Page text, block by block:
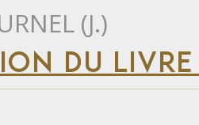
(J.)
DU